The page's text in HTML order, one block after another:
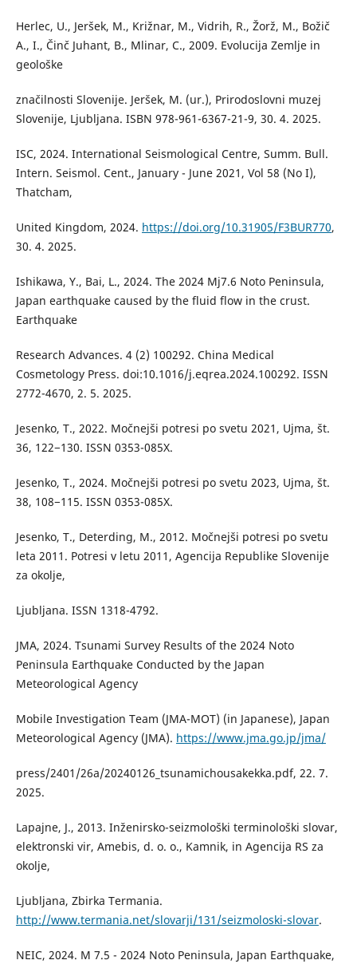
Herlec, U., Jeršek, M., Križnar, M., Vidrih, R., Žorž, M., Božič
A., I., Činč Juhant, B., Mlinar, C., 2009. Evolucija Zemlje in
geološke
značilnosti Slovenije. Jeršek, M. (ur.), Prirodoslovni muzej
Slovenije, Ljubljana. ISBN 978-961-6367-21-9, 30. 4. 2025.
ISC, 2024. International Seismological Centre, Summ. Bull.
Intern. Seismol. Cent., January - June 2021, Vol 58 (No I),
Thatcham,
United Kingdom, 2024. https://doi.org/10.31905/F3BUR770,
30. 4. 2025.
Ishikawa, Y., Bai, L., 2024. The 2024 Mj7.6 Noto Peninsula,
Japan earthquake caused by the fluid flow in the crust.
Earthquake
Research Advances. 4 (2) 100292. China Medical
Cosmetology Press. doi:10.1016/j.eqrea.2024.100292. ISSN
2772-4670, 2. 5. 2025.
Jesenko, T., 2022. Močnejši potresi po svetu 2021, Ujma, št.
36, 122−130. ISSN 0353-085X.
Jesenko, T., 2024. Močnejši potresi po svetu 2023, Ujma, št.
38, 108−115. ISSN 0353-085X.
Jesenko, T., Deterding, M., 2012. Močnejši potresi po svetu
leta 2011. Potresi v letu 2011, Agencija Republike Slovenije
za okolje,
Ljubljana. ISSN 1318-4792.
JMA, 2024. Tsunami Survey Results of the 2024 Noto
Peninsula Earthquake Conducted by the Japan
Meteorological Agency
Mobile Investigation Team (JMA-MOT) (in Japanese), Japan
Meteorological Agency (JMA). https://www.jma.go.jp/jma/
press/2401/26a/20240126_tsunamichousakekka.pdf, 22. 7.
2025.
Lapajne, J., 2013. Inženirsko-seizmološki terminološki slovar,
elektronski vir, Amebis, d. o. o., Kamnik, in Agencija RS za
okolje,
Ljubljana, Zbirka Termania.
http://www.termania.net/slovarji/131/seizmoloski-slovar.
NEIC, 2024. M 7.5 - 2024 Noto Peninsula, Japan Earthquake,